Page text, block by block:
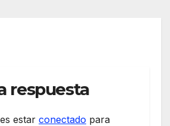
respuesta
estar conectado para